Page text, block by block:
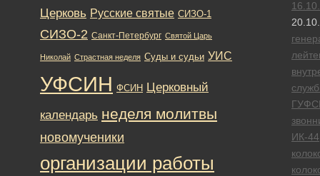
ИК-44
Церковь Русские святые СИЗО-1
СИЗО-2 Санкт-Петербург Святой Царь
Николай Страстная неделя Суды и судьи УИС
УФСИН ФСИН Церковный
календарь неделя молитвы
новомученики
организации работы